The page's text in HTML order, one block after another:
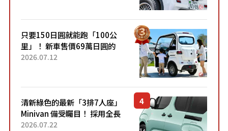
只要150日圓就能跑「100公
里」！ 新車售價69萬日圓的
「3人座」Trike大受歡迎！ 順
2026.07.12
清新綠色的最新「3排7人座」
Minivan 備受矚目！ 採用全長
4.7公尺剛剛好的車身尺寸與
2026.07.22